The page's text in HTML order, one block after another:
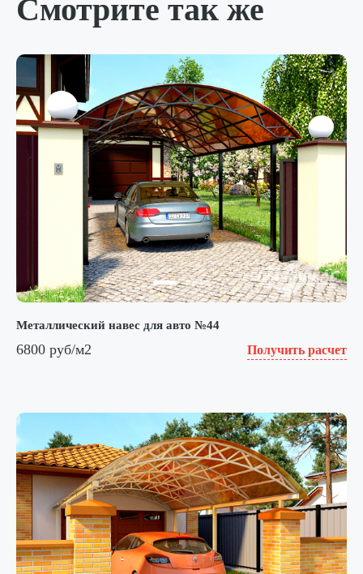
Смотрите так же
Металлический навес для авто №44
6800 руб/м2 Получить расчет